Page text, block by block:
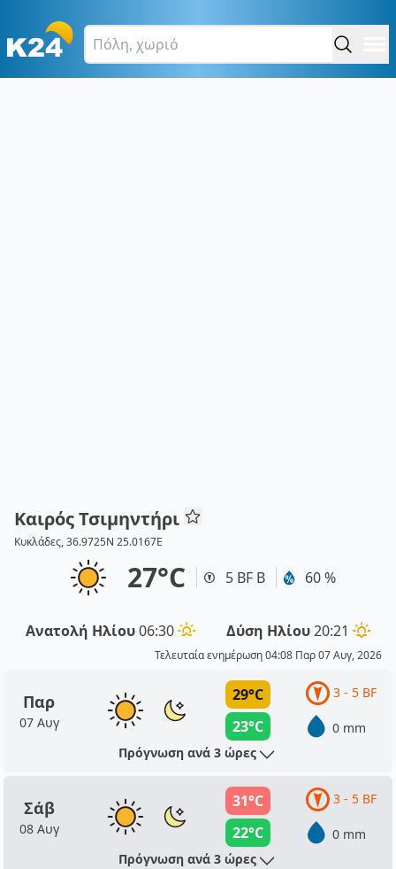
Καιρός Τσιμηντήρι
Κυκλάδες, 36.9725N 25.0167E
27°C 5 BF Β 60 %
Ανατολή Ηλίου06:30 Δύση Ηλίου20:21
Τελευταία ενημέρωση 04:08 Παρ 07 Αυγ, 2026
Παρ
07 Αυγ
29°C
23°C
3 - 5 BF
0 mm
Πρόγνωση ανά 3 ώρες
Σάβ
08 Αυγ
31°C
22°C
3 - 5 BF
0 mm
Πρόγνωση ανά 3 ώρες